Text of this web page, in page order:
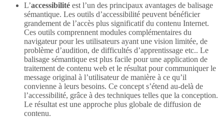
L’accessibilité est l’un des principaux avantages de balisage
sémantique. Les outils d’accessibilité peuvent bénéficier
grandement de l’accès plus significatif du contenu Internet.
Ces outils comprennent modules complémentaires du
navigateur pour les utilisateurs ayant une vision limitée, de
problème d’audition, de difficultés d’apprentissage etc.. Le
balisage sémantique est plus facile pour une application de
traitement de contenu web et le résultat pour communiquer le
message original à l’utilisateur de manière à ce qu’il
convienne à leurs besoins. Ce concept s’étend au-delà de
l’accessibilité, grâce à des techniques telles que la conception.
Le résultat est une approche plus globale de diffusion de
contenu.